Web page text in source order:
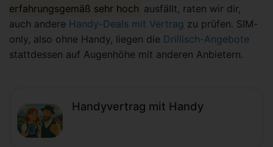
erfahrungsgemäß sehr hoch ausfällt, raten wir dir,
auch andere Handy-Deals mit Vertrag zu prüfen. SIM-
only, also ohne Handy, liegen die Drillisch-Angebote
stattdessen auf Augenhöhe mit anderen Anbietern.
Handyvertrag mit Handy